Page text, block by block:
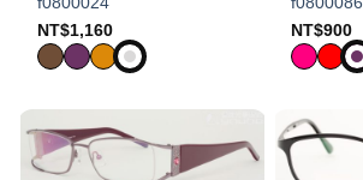
NT$1,160
NT$900